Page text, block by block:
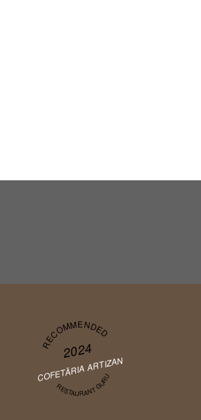
RECOMMENDED
2024
COFETĂRIA ARTIZAN
RESTAURANT GURU